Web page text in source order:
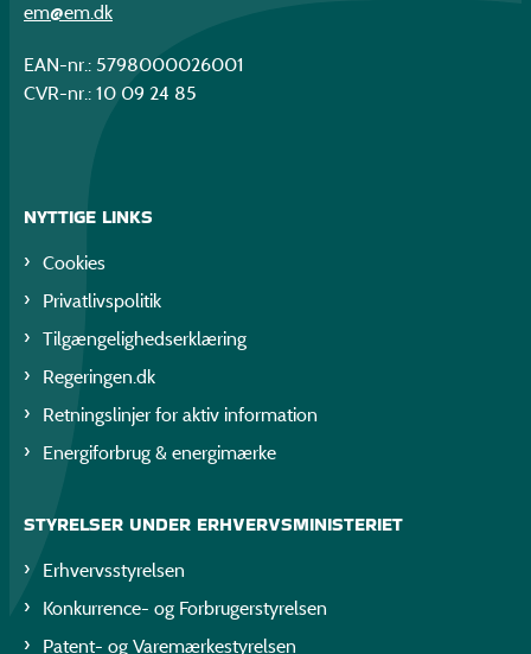
em@em.dk
EAN-nr.: 5798000026001
CVR-nr.: 10 09 24 85
NYTTIGE LINKS
Cookies
Privatlivspolitik
Tilgængelighedserklæring
Regeringen.dk
Retningslinjer for aktiv information
Energiforbrug & energimærke
STYRELSER UNDER ERHVERVSMINISTERIET
Erhvervsstyrelsen
Konkurrence- og Forbrugerstyrelsen
Patent- og Varemærkestyrelsen